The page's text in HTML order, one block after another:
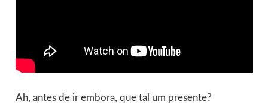
Ah, antes de ir embora, que tal um presente?